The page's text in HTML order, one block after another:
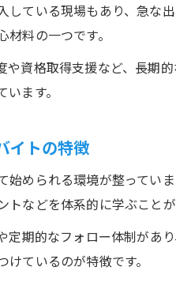
日
日
ワ
警
扶
警備バ
している現場もあり、急な
料の一つです。
や資格取得支援など、長期
ます。
イトの特徴
始められる環境が整ってい
などを体系的に学ぶことが
期的なフォロー体制があ
ているのが特徴です。